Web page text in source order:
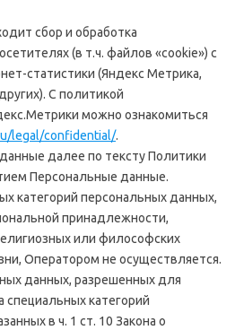
сбор и обработка
(в т.ч. файлов «cookie») с
статистики (Яндекс Метрика,
С политикой
можно ознакомиться
legal/confidential/.
далее по тексту Политики
Персональные данные.
категорий персональных данных,
принадлежности,
или философских
Оператором не осуществляется.
данных, разрешенных для
специальных категорий
в ч. 1 ст. 10 Закона о